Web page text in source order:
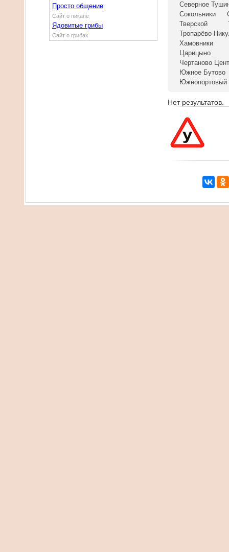
Просто общение
Сайт о пикапе
Ядовитые грибы
Сайт о грибах
Северное
Сокольники
Тверской
Тропарёво-
Хамовники
Царицыно
Чертаново
Южное Бутово
Южнопортовый
Нет результатов.